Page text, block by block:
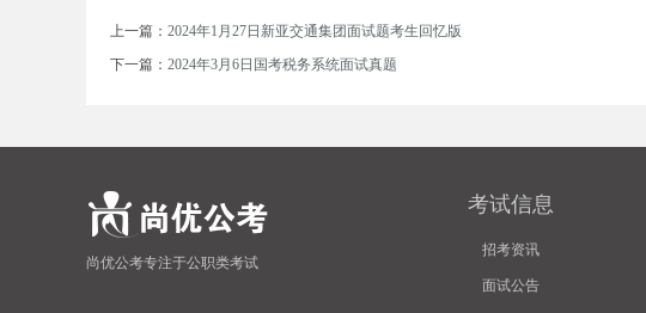
_
上一篇： 2024年1月27日新亚交通集团面试题考生回忆版
下一篇： 2024年3月6日国考税务系统面试真题
尚优公考专注于公职类考试
考试信息
招考资讯
面试公告